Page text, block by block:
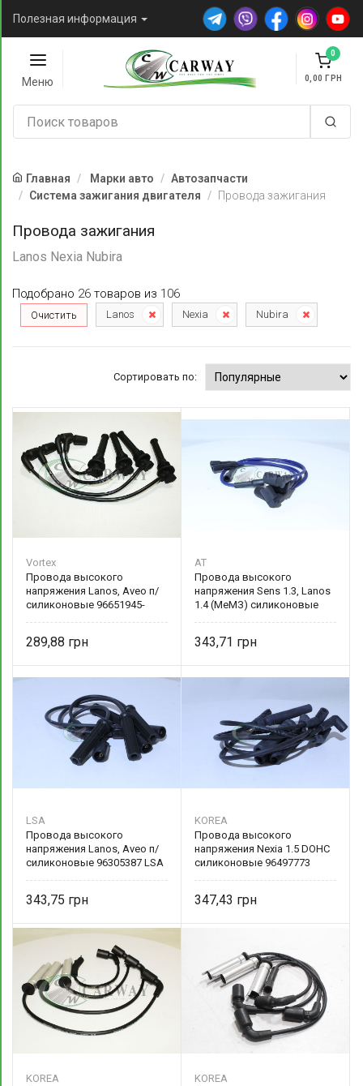
Полезная информация
Меню
0
0,00
Главная Марки авто
Автозапчасти
Система зажигания двигателя
Провода зажигания
Провода зажигания
Lanos Nexia Nubira
Подобрано 26 товаров из 106
Очистить Lanos Nexia Nubira
Сортировать по:
Vortex
Провода высокого
напряжения Lanos, Aveo п/
силиконовые 96651945-
289,88
AT
Провода высокого
напряжения Sens 1.3, Lanos
1.4 (МеМЗ) силиконовые
343,71
LSA
Провода высокого
напряжения Lanos, Aveo п/
силиконовые 96305387 LSA
343,75
KOREA
Провода высокого
напряжения Nexia 1.5 DOHC
силиконовые 96497773
347,43
KOREA
KOREA